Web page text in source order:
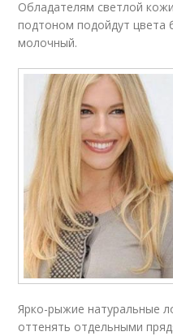
Обладателям светлой
подтоном подойдут цвета
молочный.
Ярко-рыжие натуральные
оттенять отдельными